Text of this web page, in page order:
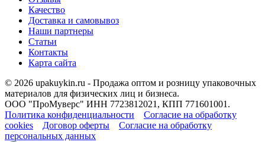
Качество
Доставка и самовывоз
Наши партнеры
Статьи
Контакты
Карта сайта
© 2026 upakuykin.ru - Продажа оптом и розницу упаковочных
материалов для физических лиц и бизнеса.
ООО "ПроМуверс" ИНН 7723812021, КПП 771601001.
Политика конфиденциальности
Согласие на обработку
cookies
Договор оферты
Согласие на обработку
персональных данных